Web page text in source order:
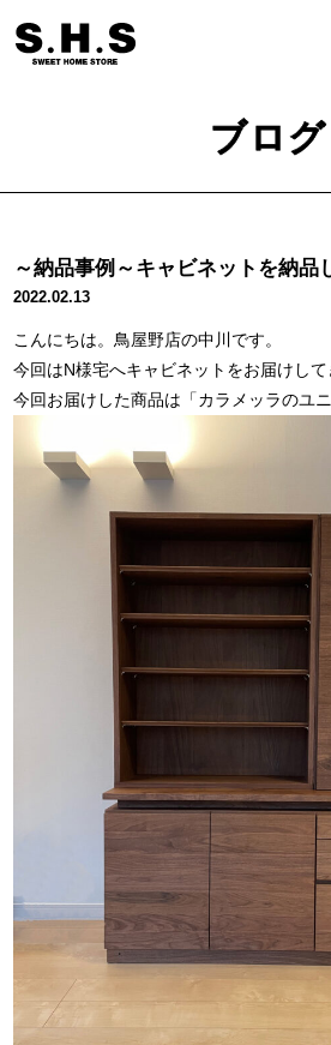
ブログ
～納品事例～キャビネットを納品
2022.02.13
こんにちは。鳥屋野店の中川です。
今回はN様宅へキャビネットをお届けして
今回お届けした商品は「カラメッラのユニ